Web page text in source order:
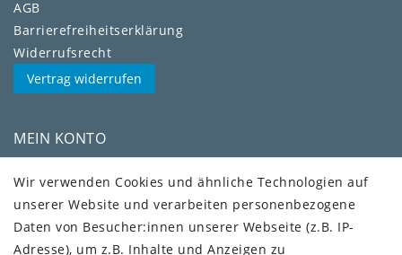
AGB
Barrierefreiheitserklärung
Widerrufs­recht
Vertrag widerrufen
MEIN KONTO
Kundenkonto
VERSAND + SERVICE
Versandinformationen
Wir verwenden Cookies und ähnliche Technologien auf
unserer Website und verarbeiten personenbezogene
Daten von Besucher:innen unserer Webseite (z.B. IP-
Adresse), um z.B. Inhalte und Anzeigen zu